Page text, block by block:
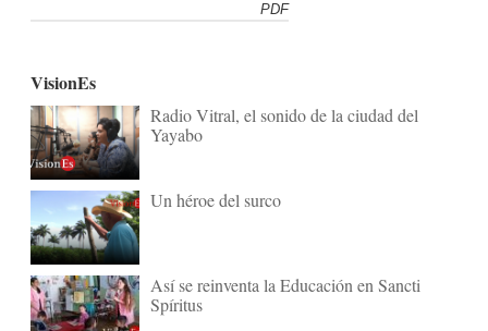
PDF
VisionEs
Radio Vitral, el sonido de la ciudad del
Yayabo
Un héroe del surco
Así se reinventa la Educación en Sancti
Spíritus